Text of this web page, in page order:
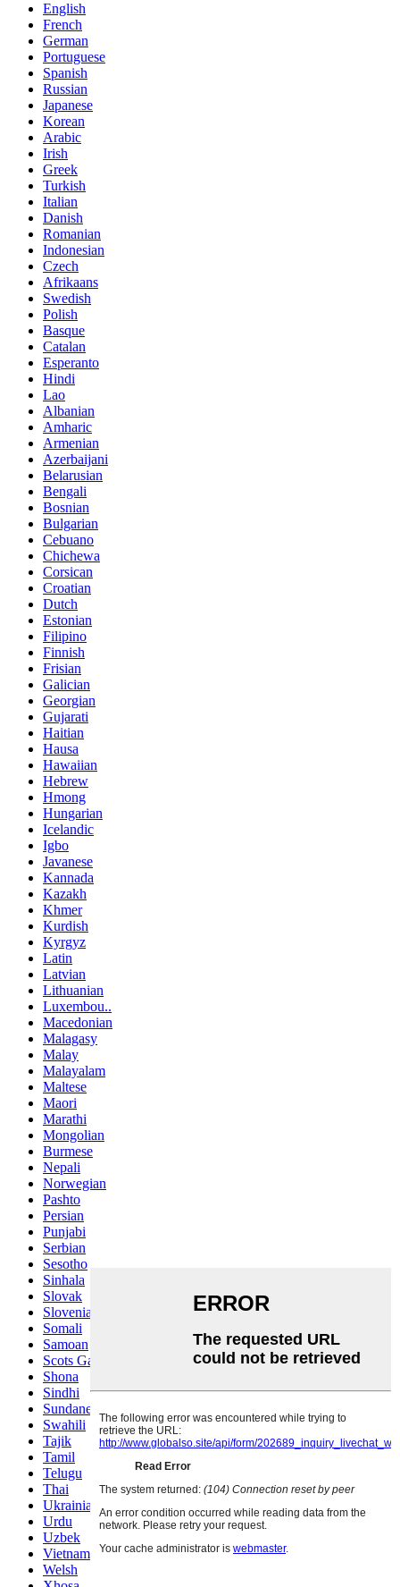
English
French
German
Portuguese
Spanish
Russian
Japanese
Korean
Arabic
Irish
Greek
Turkish
Italian
Danish
Romanian
Indonesian
Czech
Afrikaans
Swedish
Polish
Basque
Catalan
Esperanto
Hindi
Lao
Albanian
Amharic
Armenian
Azerbaijani
Belarusian
Bengali
Bosnian
Bulgarian
Cebuano
Chichewa
Corsican
Croatian
Dutch
Estonian
Filipino
Finnish
Frisian
Galician
Georgian
Gujarati
Haitian
Hausa
Hawaiian
Hebrew
Hmong
Hungarian
Icelandic
Igbo
Javanese
Kannada
Kazakh
Khmer
Kurdish
Kyrgyz
Latin
Latvian
Lithuanian
Luxembou..
Macedonian
Malagasy
Malay
Malayalam
Maltese
Maori
Marathi
Mongolian
Burmese
Nepali
Norwegian
Pashto
Persian
Punjabi
Serbian
Sesotho
Sinhala
Slovak
Slovenian
Somali
Samoan
Scots Gaelic
Shona
Sindhi
Sundanese
Swahili
Tajik
Tamil
Telugu
Thai
Ukrainian
Urdu
Uzbek
Vietnamese
Welsh